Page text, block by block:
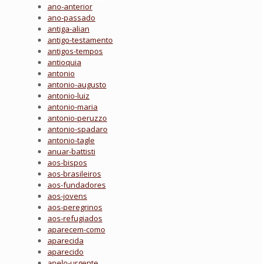
ano-anterior
ano-passado
antiga-alian
antigo-testamento
antigos-tempos
antioquia
antonio
antonio-augusto
antonio-luiz
antonio-maria
antonio-peruzzo
antonio-spadaro
antonio-tagle
anuar-battisti
aos-bispos
aos-brasileiros
aos-fundadores
aos-jovens
aos-peregrinos
aos-refugiados
aparecem-como
aparecida
aparecido